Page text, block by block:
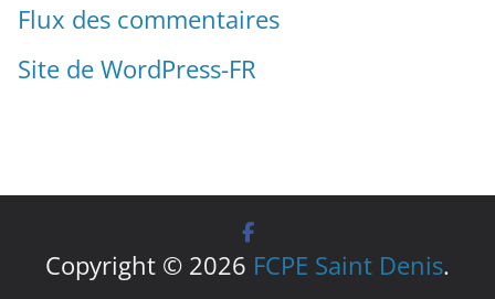
Flux des commentaires
Site de WordPress-FR
Copyright © 2026 FCPE Saint Denis.